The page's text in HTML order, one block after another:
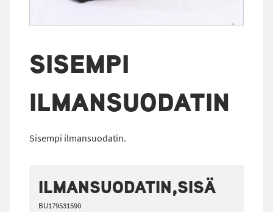
SISEMPI
ILMANSUODATIN
Sisempi ilmansuodatin.
ILMANSUODATIN,SISÄ
BU179531590